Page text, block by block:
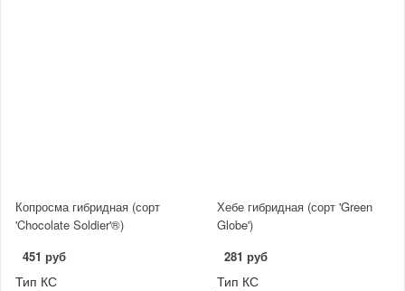
Копросма гибридная (сорт
'Chocolate Soldier'®)
451 руб
Тип КС
Хебе гибридная (сорт 'Green
Globe')
281 руб
Тип КС